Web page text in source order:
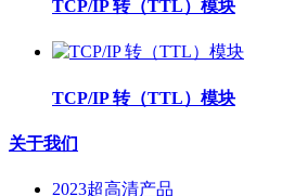
TCP/IP 转（TTL）模块
TCP/IP 转（TTL）模块
关于我们
2023超高清产品